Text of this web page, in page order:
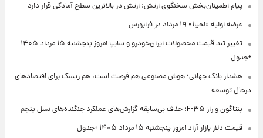
پیام اطمینان‌بخش سخنگوی ارتش: ارتش در بالاترین سطح آمادگی قرار دارد
عرضه اولیه «احیا۱» ۱۹ مرداد در فرابورس
تغییر تند قیمت محصولات ایران‌خودرو و سایپا امروز پنجشنبه ۱۵ مرداد ۱۴۰۵
+جدول
هشدار بانک جهانی؛ هوش مصنوعی هم فرصت است، هم ریسک برای اقتصادهای
درحال توسعه
پنتاگون و راز F-۳۵؛ حذف بی‌سابقه گزارش‌های عملکرد جنگنده‌های نسل پنجم
قیمت دلار بازار آزاد امروز پنجشنبه ۱۵ مرداد ۱۴۰۵ +جدول